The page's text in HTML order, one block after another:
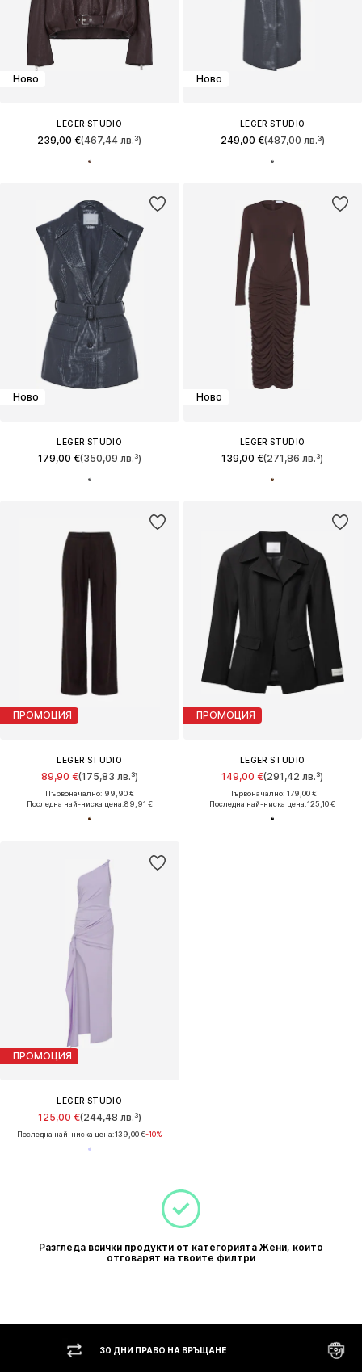
Ново
LEGER STUDIO
239,00 €(467,44 лв.³)
Ново
LEGER STUDIO
249,00 €(487,00 лв.³)
Ново
LEGER STUDIO
179,00 €(350,09 лв.³)
Ново
LEGER STUDIO
139,00 €(271,86 лв.³)
ПРОМОЦИЯ
LEGER STUDIO
89,90 €(175,83 лв.³)
Първоначално: 99,90 €
Последна най-ниска цена:89,91 €
ПРОМОЦИЯ
LEGER STUDIO
149,00 €(291,42 лв.³)
Първоначално: 179,00 €
Последна най-ниска цена:125,10 €
ПРОМОЦИЯ
LEGER STUDIO
125,00 €(244,48 лв.³)
Последна най-ниска цена:139,00 €-10%
Разгледа всички продукти от категорията Жени, които
отговарят на твоите филтри
30 ДНИ ПРАВО НА ВРЪЩАНЕ